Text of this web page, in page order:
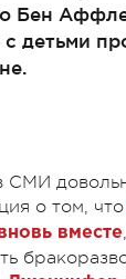
Бен
детьми
СМИ
о том, что
вместе